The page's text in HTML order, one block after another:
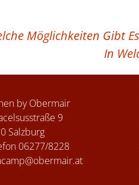
Möglichkeiten Gibt
In
by Obermair
9
Salzburg
06277/8228